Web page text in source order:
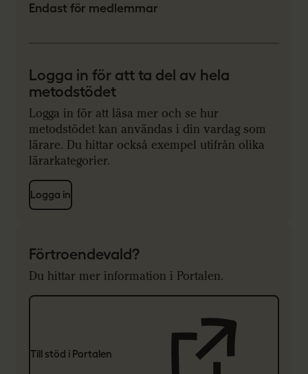
Endast för medlemmar
Logga in för att ta del av hela
metodstödet
Logga in för att läsa mer och se hur
metodstödet kan användas i din vardag som
lärare. Du hittar också exempel utifrån olika
lärarkategorier.
Logga in
Förtroendevald?
Du hittar mer information i Portalen.
Till stöd i Portalen